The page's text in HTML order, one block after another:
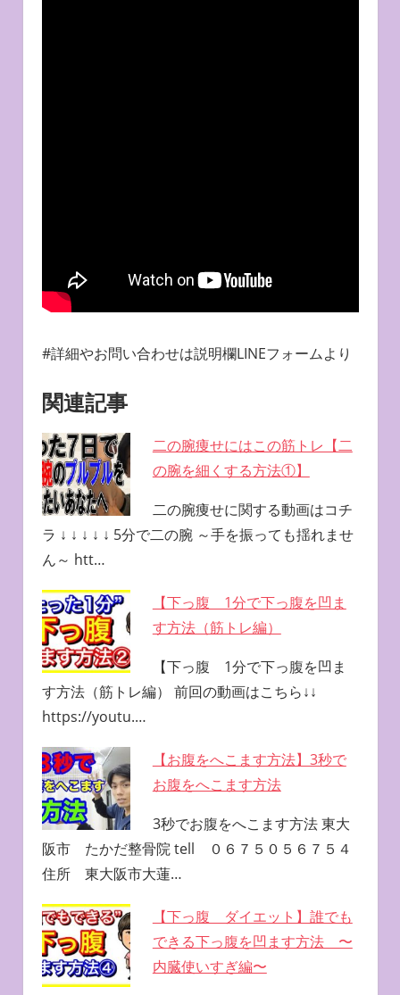
#詳細やお問い合わせは説明欄LINEフォームより
関連記事
二の腕痩せにはこの筋トレ【二
の腕を細くする方法①】
二の腕痩せに関する動画はコチ
ラ ↓ ↓ ↓ ↓ ↓ 5分で二の腕 ～手を振っても揺れませ
ん～ htt…
【下っ腹 1分で下っ腹を凹ま
す方法（筋トレ編）
【下っ腹 1分で下っ腹を凹ま
す方法（筋トレ編） 前回の動画はこちら↓↓
https://youtu.…
【お腹をへこます方法】3秒で
お腹をへこます方法
3秒でお腹をへこます方法 東大
阪市 たかだ整骨院 tell ０６７５０５６７５４
住所 東大阪市大蓮…
【下っ腹 ダイエット】誰でも
できる下っ腹を凹ます方法 〜
内臓使いすぎ編〜